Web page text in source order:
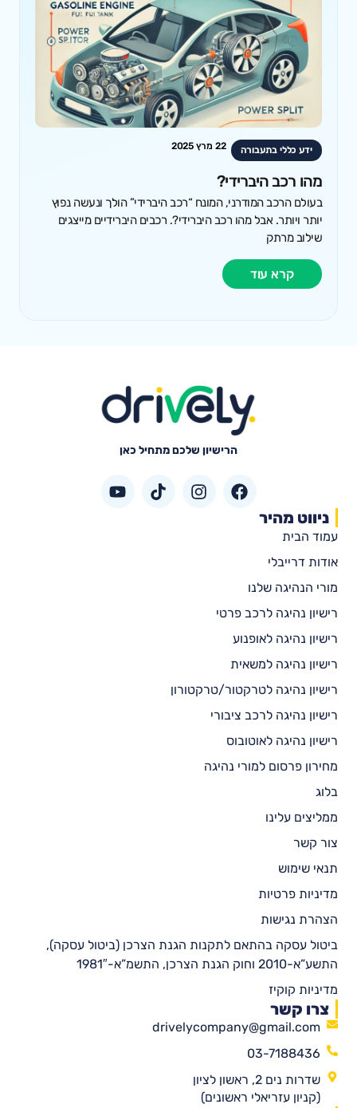
ידע כללי בתעבורה 22 מרץ 2025
מהו רכב היברידי?
בעולם הרכב המודרני, המונח “רכב היברידי” הולך ונעשה נפוץ
יותר ויותר. אבל מהו רכב היברידי?. רכבים היברידיים מייצגים
שילוב מרתק
קרא עוד
הרישיון שלכם מתחיל כאן
ניווט מהיר
עמוד הבית
אודות דרייבלי
מורי הנהיגה שלנו
רישיון נהיגה לרכב פרטי
רישיון נהיגה לאופנוע
רישיון נהיגה למשאית
רישיון נהיגה לטרקטור/טרקטורון
רישיון נהיגה לרכב ציבורי
רישיון נהיגה לאוטובוס
מחירון פרסום למורי נהיגה
בלוג
ממליצים עלינו
צור קשר
תנאי שימוש
מדיניות פרטיות
הצהרת נגישות
ביטול עסקה בהתאם לתקנות הגנת הצרכן (ביטול עסקה),
התשע”א-2010 וחוק הגנת הצרכן, התשמ”א-1981″
מדיניות קוקיז
צרו קשר
drivelycompany@gmail.com
03-7188436
שדרות נים 2, ראשון לציון
(קניון עזריאלי ראשונים)